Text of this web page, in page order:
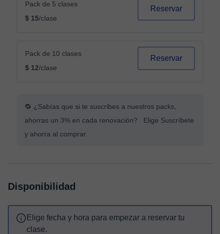
Pack de 5 clases
$ 15/clase
Reservar
Pack de 10 clases
$ 12/clase
Reservar
🔁 ¿Sabías que si te suscribes a nuestros packs,
ahorras un 3% en cada renovación? Elige Suscríbete
y ahorra al comprar.
Disponibilidad
Elige fecha y hora para empezar a reservar tu
clase.